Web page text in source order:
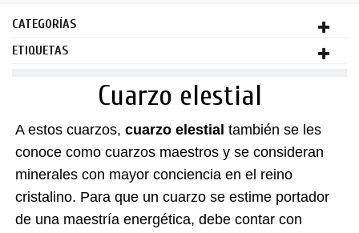
CATEGORÍAS
ETIQUETAS
Cuarzo elestial
A estos cuarzos, cuarzo elestial también se les
conoce como cuarzos maestros y se consideran
minerales con mayor conciencia en el reino
cristalino. Para que un cuarzo se estime portador
de una maestría energética, debe contar con